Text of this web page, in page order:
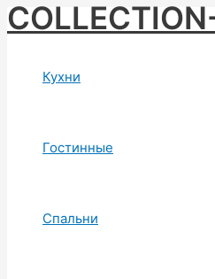
Skip
to
Кухни
Гостинные
Спальни